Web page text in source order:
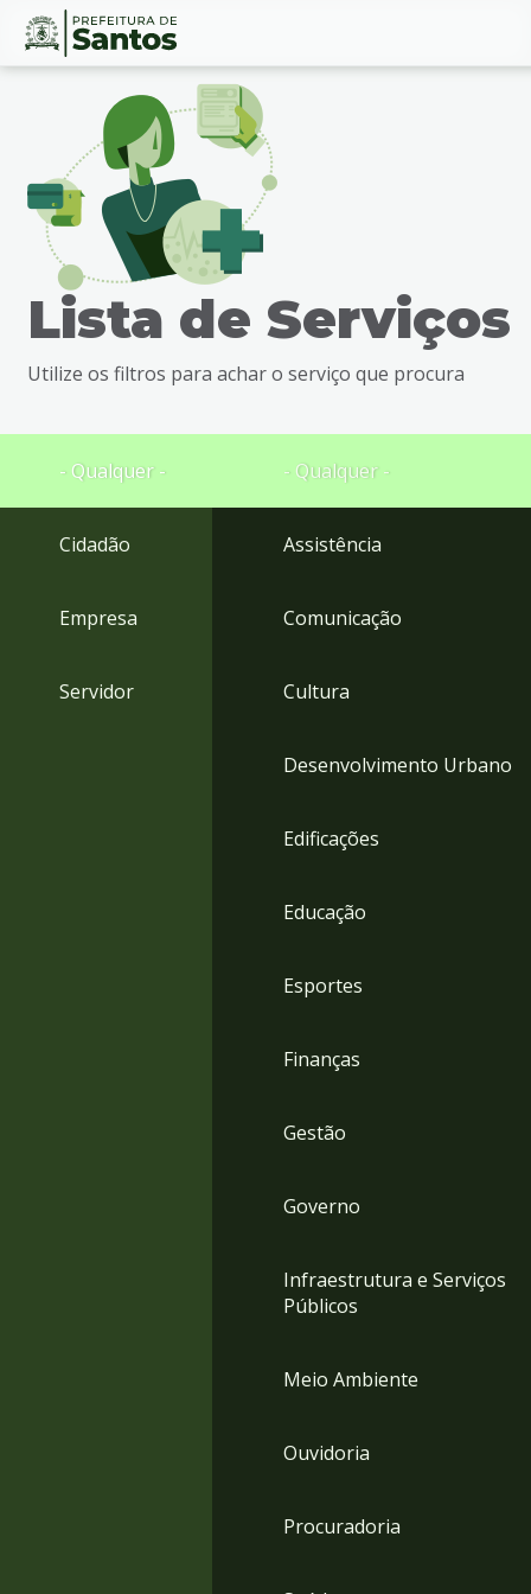
Ir
busca
Ir
rodapé
Conteúdo
Lista de Serviços
Utilize os filtros para achar o serviço que procura
- Qualquer -
Cidadão
Empresa
Servidor
- Qualquer -
Assistência
Comunicação
Cultura
Desenvolvimento Urbano
Edificações
Educação
Esportes
Finanças
Gestão
Governo
Infraestrutura e Serviços
Públicos
Meio Ambiente
Ouvidoria
Procuradoria